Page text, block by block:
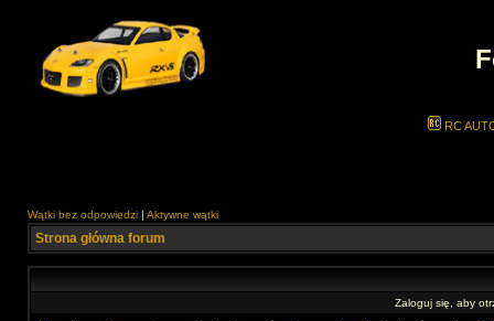
RC
Wątki bez odpowiedzi | Aktywne wątki
Strona główna forum
Zaloguj się, aby